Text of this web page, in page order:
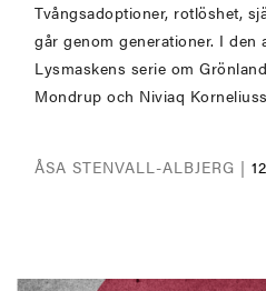
Tvångsadoptioner, rotlöshet,
går genom generationer. I den
Lysmaskens serie om
Mondrup och Niviaq
ÅSA STENVALL-ALBJERG |